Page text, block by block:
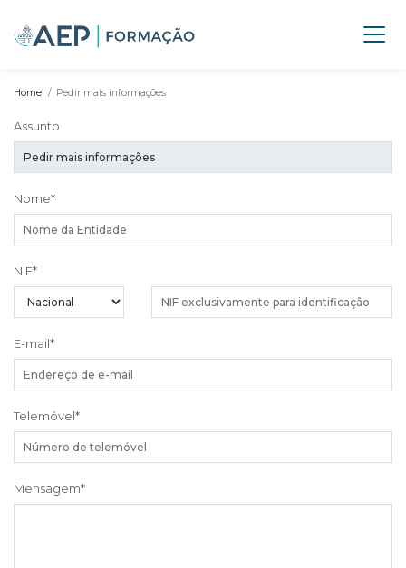
Home Pedir mais informações
Assunto
Nome*
NIF*
E-mail*
Telemóvel*
Mensagem*